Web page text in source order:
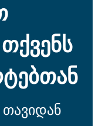
თავიდან